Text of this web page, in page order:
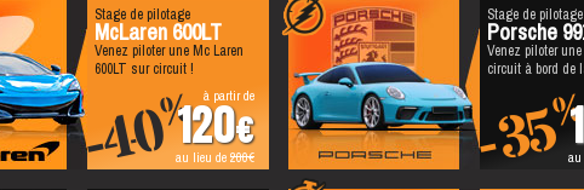
-40%
Stage de pilotage
McLaren 600LT
Venez piloter une Mc Laren
600LT sur circuit !
à partir de
120
au lieu de200 -35
Stage de pilotage
Porsche
Venez piloter
circuit à bord de